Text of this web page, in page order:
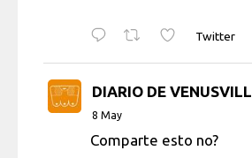
Twitter
DIARIO DE
8 May
Comparte esto no?